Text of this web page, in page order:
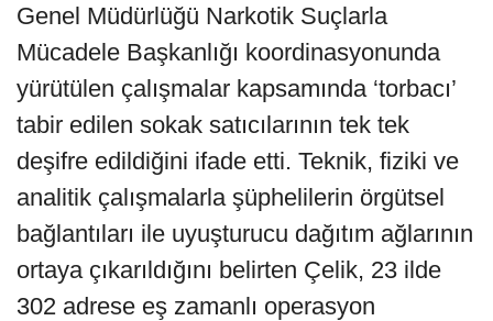
Genel Müdürlüğü Narkotik Suçlarla
Mücadele Başkanlığı koordinasyonunda
yürütülen çalışmalar kapsamında ‘torbacı’
tabir edilen sokak satıcılarının tek tek
deşifre edildiğini ifade etti. Teknik, fiziki ve
analitik çalışmalarla şüphelilerin örgütsel
bağlantıları ile uyuşturucu dağıtım ağlarının
ortaya çıkarıldığını belirten Çelik, 23 ilde
302 adrese eş zamanlı operasyon